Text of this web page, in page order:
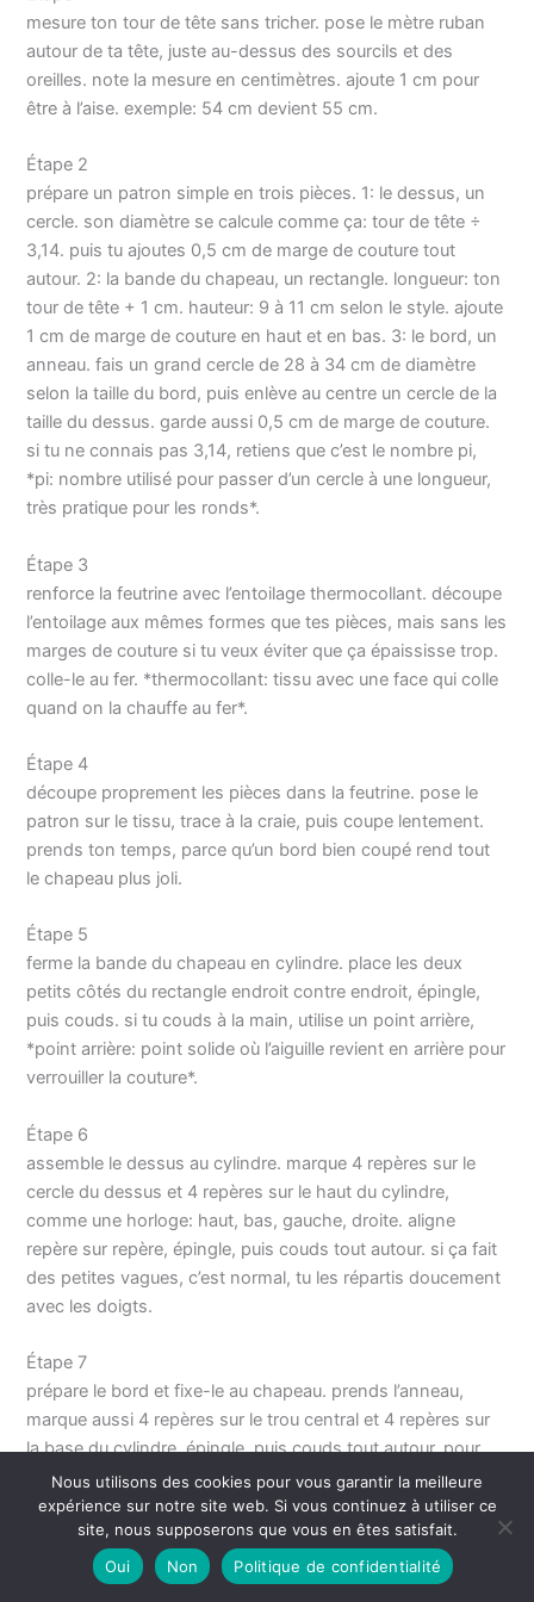
travail de couture et
créatif sera réalisé
simplement et
rapidement [BRAS
LIBRE] Cette
tubulaires en suivant le
contour de tout type de
vêtement, comme les
jambes des pantalons,
les poignets, les gants et
plus encore
GOUTTE POUR UN
REPASSAGE PROPRE -
Empêche les gouttes
d’eau de tacher vos
basse température sans
craindre les fuites.
DESIGN COMPACT :
équipé d'une poignée
ergonomique, d'un grand
réservoir de 300ml pour
un usage simple au
quotidien.
pour éliminer facilement
les plis tenaces Semelle
en céramique lisse : La
semelle en céramique
assure une glisse sans
pour des résultats
impeccables sur tous les
tissus Température
réglable et grand
réservoir : Réglage de
température en continu
avec réservoir d’eau de
210 ml, permettant de
repasser une charge
complète sans
remplissage fréquent,
avec fonction vapeur
vêtements délicats
autonettoyante empêche
l’accumulation de
calcaire et garantit des
performances fiables et
mesure ton tour de tête sans tricher. pose le mètre ruban
autour de ta tête, juste au-dessus des sourcils et des
oreilles. note la mesure en centimètres. ajoute 1 cm pour
être à l’aise. exemple: 54 cm devient 55 cm.
Étape 2
prépare un patron simple en trois pièces. 1: le dessus, un
cercle. son diamètre se calcule comme ça: tour de tête ÷
3,14. puis tu ajoutes 0,5 cm de marge de couture tout
autour. 2: la bande du chapeau, un rectangle. longueur: ton
tour de tête + 1 cm. hauteur: 9 à 11 cm selon le style. ajoute
1 cm de marge de couture en haut et en bas. 3: le bord, un
anneau. fais un grand cercle de 28 à 34 cm de diamètre
selon la taille du bord, puis enlève au centre un cercle de la
taille du dessus. garde aussi 0,5 cm de marge de couture.
si tu ne connais pas 3,14, retiens que c’est le nombre pi,
*pi: nombre utilisé pour passer d’un cercle à une longueur,
très pratique pour les ronds*.
Étape 3
renforce la feutrine avec l’entoilage thermocollant. découpe
l’entoilage aux mêmes formes que tes pièces, mais sans les
marges de couture si tu veux éviter que ça épaississe trop.
colle-le au fer. *thermocollant: tissu avec une face qui colle
quand on la chauffe au fer*.
Étape 4
découpe proprement les pièces dans la feutrine. pose le
patron sur le tissu, trace à la craie, puis coupe lentement.
prends ton temps, parce qu’un bord bien coupé rend tout
le chapeau plus joli.
Étape 5
ferme la bande du chapeau en cylindre. place les deux
petits côtés du rectangle endroit contre endroit, épingle,
puis couds. si tu couds à la main, utilise un point arrière,
*point arrière: point solide où l’aiguille revient en arrière pour
verrouiller la couture*.
Étape 6
assemble le dessus au cylindre. marque 4 repères sur le
cercle du dessus et 4 repères sur le haut du cylindre,
comme une horloge: haut, bas, gauche, droite. aligne
repère sur repère, épingle, puis couds tout autour. si ça fait
des petites vagues, c’est normal, tu les répartis doucement
avec les doigts.
Étape 7
prépare le bord et fixe-le au chapeau. prends l’anneau,
marque aussi 4 repères sur le trou central et 4 repères sur
la base du cylindre. épingle, puis couds tout autour. pour
une couture propre, avance lentement, et garde la même
distance du bord.
fais une finition intérieure confortable. colle ou couds le
Nous utilisons des cookies pour vous garantir la meilleure
expérience sur notre site web. Si vous continuez à utiliser ce
site, nous supposerons que vous en êtes satisfait.
Oui
Non Politique de confidentialité